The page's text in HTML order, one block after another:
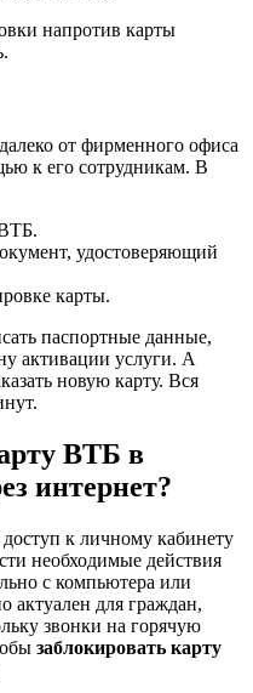
напротив карты
от фирменного офиса
к его сотрудникам. В
удостоверяющий
карты.
паспортные данные,
активации услуги. А
новую карту. Вся
ВТБ в
интернет?
к личному кабинету
необходимые действия
с компьютера или
актуален для граждан,
звонки на горячую
заблокировать карту